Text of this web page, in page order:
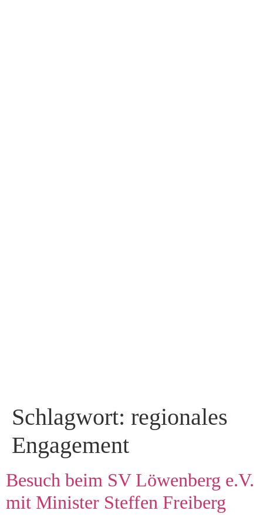
Schlagwort: regionales
Engagement
Besuch beim SV Löwenberg e.V.
mit Minister Steffen Freiberg